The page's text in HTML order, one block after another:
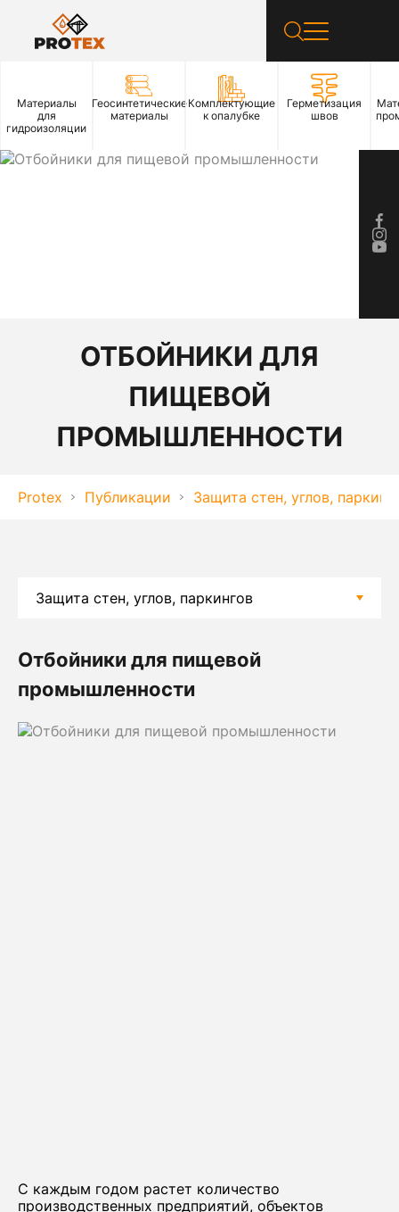
Материалы
для
гидроизоляции
Геосинтетические
материалы
Комплектующие
к опалубке
Герметизация
швов
ОТБОЙНИКИ ДЛЯ
ПИЩЕВОЙ
ПРОМЫШЛЕННОСТИ
Protex Публикации Защита стен, углов,
Отбойники для пищевой
промышленности
С каждым годом растет количество
производственных предприятий, объектов